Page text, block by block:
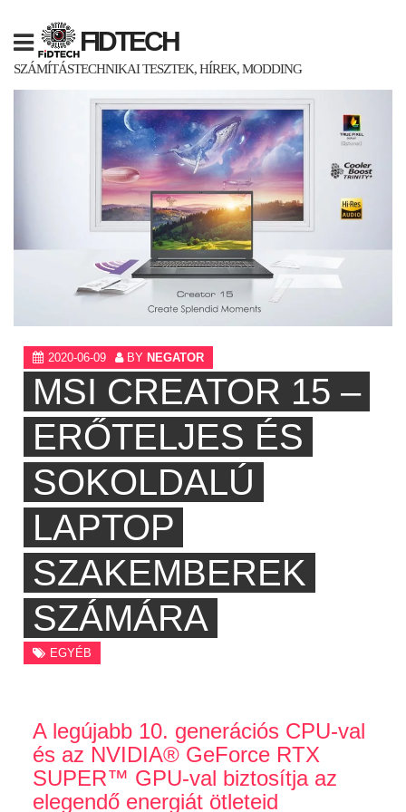
content
FIDTECH
SZÁMÍTÁSTECHNIKAI TESZTEK, HÍREK, MODDING
2020-06-09 BY NEGATOR
MSI CREATOR 15 –
ERŐTELJES ÉS
SOKOLDALÚ
LAPTOP
SZAKEMBEREK
SZÁMÁRA
EGYÉB
A legújabb 10. generációs CPU-val
és az NVIDIA® GeForce RTX
SUPER™ GPU-val biztosítja az
elegendő energiát ötleteid